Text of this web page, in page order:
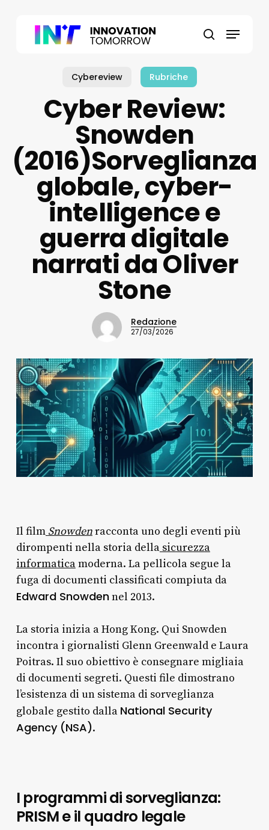
search
Menu
Cybereview Rubriche
Cyber Review:
Snowden
(2016)Sorveglianza
globale, cyber-
intelligence e
guerra digitale
narrati da Oliver
Stone
Redazione
27/03/2026
Il film Snowdenracconta uno degli eventi più
dirompenti nella storia dellasicurezza
informaticamoderna. La pellicola segue la
fuga di documenti classificati compiuta da
Edward Snowdennel 2013.
La storia inizia a Hong Kong. Qui Snowden
incontra i giornalisti Glenn Greenwald e Laura
Poitras. Il suo obiettivo è consegnare migliaia
di documenti segreti. Questi file dimostrano
l’esistenza di un sistema di sorveglianza
globale gestito dalla National Security
Agency (NSA).
I programmi di sorveglianza:
PRISM e il quadro legale